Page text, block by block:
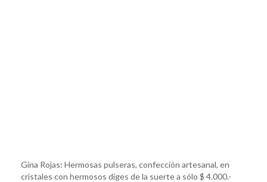
Gina Rojas: Hermosas pulseras, confección artesanal, en
cristales con hermosos diges de la suerte a sólo $ 4.000.-